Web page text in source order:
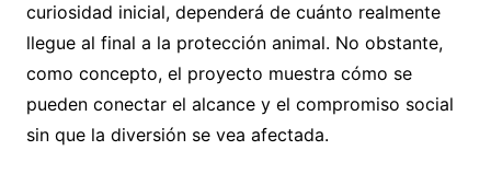
curiosidad inicial, dependerá de cuánto realmente
llegue al final a la protección animal. No obstante,
como concepto, el proyecto muestra cómo se
pueden conectar el alcance y el compromiso social
sin que la diversión se vea afectada.